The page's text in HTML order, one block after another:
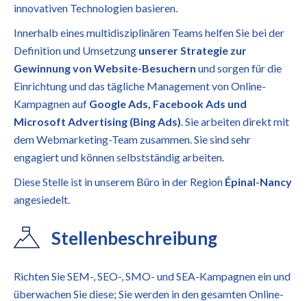
innovativen Technologien basieren.
Innerhalb eines multidisziplinären Teams helfen Sie bei der
Definition und Umsetzung unserer Strategie zur
Gewinnung von Website-Besuchern und sorgen für die
Einrichtung und das tägliche Management von Online-
Kampagnen auf Google Ads, Facebook Ads und
Microsoft Advertising (Bing Ads) . Sie arbeiten direkt mit
dem Webmarketing-Team zusammen. Sie sind sehr
engagiert und können selbstständig arbeiten.
Diese Stelle ist in unserem Büro in der Region Épinal-Nancy
angesiedelt.
Stellenbeschreibung
Richten Sie SEM-, SEO-, SMO- und SEA-Kampagnen ein und
überwachen Sie diese; Sie werden in den gesamten Online-